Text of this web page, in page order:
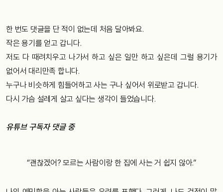
한 번도 댓글을 단 적이 없는데 처음 달아봐요.
작은 용기를 얻고 갑니다.
저도 다 때려치우고 나가서 하고 싶은 일만 하고 싶은데 그럴 용기가
없어서 대리만족 합니다.
누구나 비슷하게 힘들어하고 사는 구나 싶어서 위로받고 갑니다.
다시 가슴 설레게 살고 싶다는 생각이 들었습니다.
유튜브 구독자 댓글 중
“괜찮겠어? 모르는 사람이랑 한 집에 사는 거 쉽지 않아.”